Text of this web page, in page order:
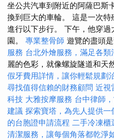
坐公共汽車到附近的阿薩巴斯
換到巨大的車輪。 這是一次
進行以下步行。 下午，他穿
園。 專業整骨師 遊覽的盡頭
服務 台北外燴服務，滿足各類
麗的色彩，就像螺旋隧道和天
假牙費用詳情，讓你輕鬆規劃
尋找值得信賴的財務顧問 近視
科技 大雅按摩服務 台中律師
建議 探索寶塔，為先人提供
的台胞證申請流程 二手冷凍櫃
清潔服務，讓每個角落都乾淨